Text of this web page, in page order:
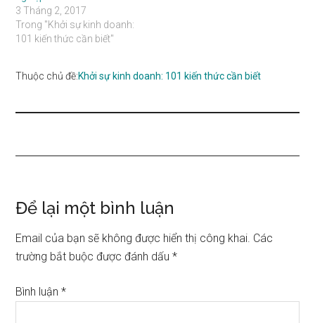
3 Tháng 2, 2017
Trong "Khởi sự kinh doanh:
101 kiến thức cần biết"
Thuộc chủ đề:Khởi sự kinh doanh: 101 kiến thức cần biết
Reader
Interactions
Để lại một bình luận
Email của bạn sẽ không được hiển thị công khai. Các
trường bắt buộc được đánh dấu*
Bình luận*